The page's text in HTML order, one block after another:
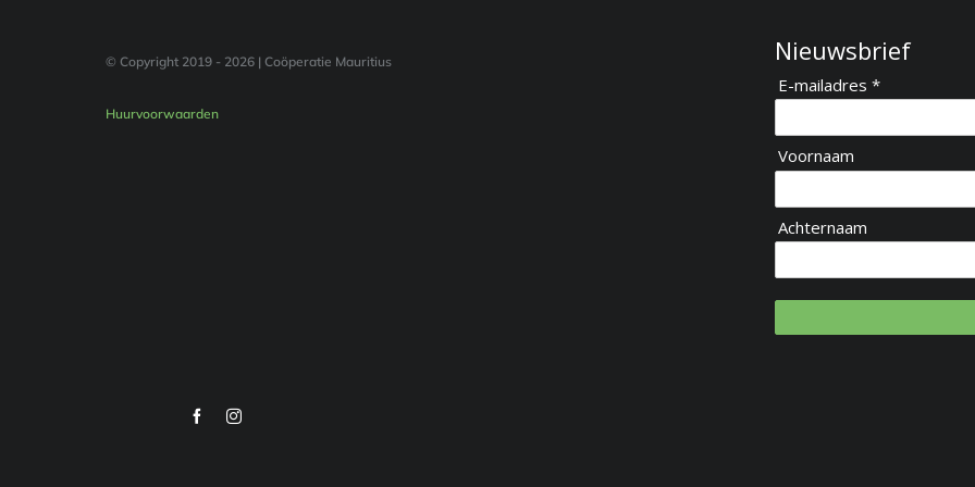
© Copyright 2019 - 2026 | Coöperatie Mauritius
Huurvoorwaarden
Nieuwsbrief
E-mailadres *
Voornaam
Achternaam
FacebookInstagram